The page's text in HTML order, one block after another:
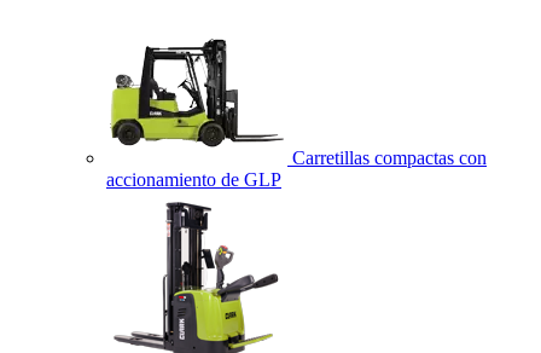
Carretillas compactas con
accionamiento de GLP